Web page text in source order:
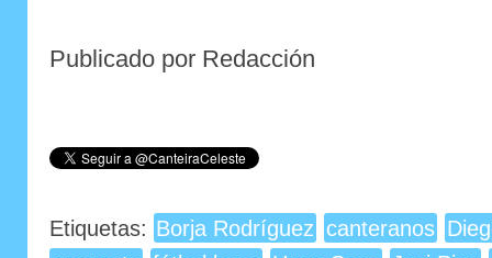
Publicado por Redacción
Etiquetas: Borja Rodríguez canteranos